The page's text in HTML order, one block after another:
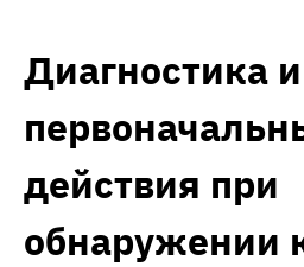
Диагностика и
действия при
обнаружении